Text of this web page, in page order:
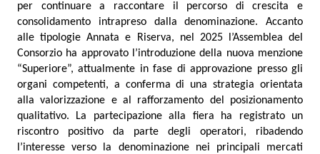
per continuare a raccontare il percorso di crescita e
consolidamento intrapreso dalla denominazione. Accanto
alle tipologie Annata e Riserva, nel 2025 l’Assemblea del
Consorzio ha approvato l’introduzione della nuova menzione
“Superiore”, attualmente in fase di approvazione presso gli
organi competenti, a conferma di una strategia orientata
alla valorizzazione e al rafforzamento del posizionamento
qualitativo. La partecipazione alla fiera ha registrato un
riscontro positivo da parte degli operatori, ribadendo
l’interesse verso la denominazione nei principali mercati